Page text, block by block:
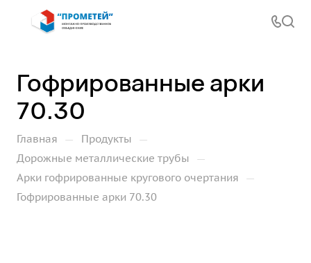
Гофрированные арки
70.30
Главная — Продукты —
Дорожные металлические трубы —
Арки гофрированные кругового очертания —
Гофрированные арки 70.30